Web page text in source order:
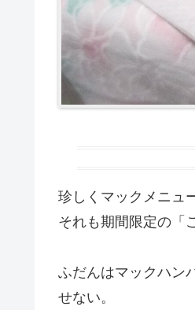
珍しくマックメニュ
それも期間限定の「
ふだんはマックハン
せない。